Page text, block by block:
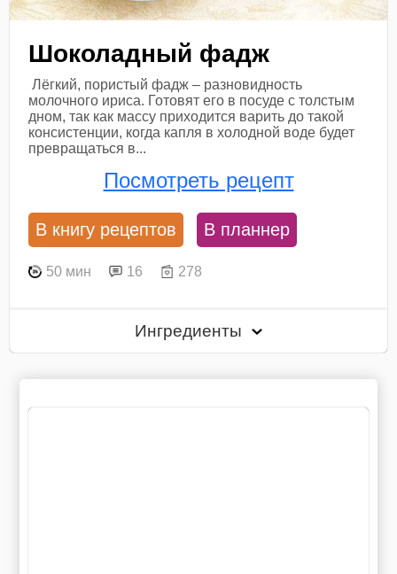
Шоколадный фадж
Лёгкий, пористый фадж – разновидность
молочного ириса. Готовят его в посуде с толстым
дном, так как массу приходится варить до такой
консистенции, когда капля в холодной воде будет
превращаться в...
Посмотреть рецепт
В книгу рецептов В планнер
50 мин 16 278
Ингредиенты